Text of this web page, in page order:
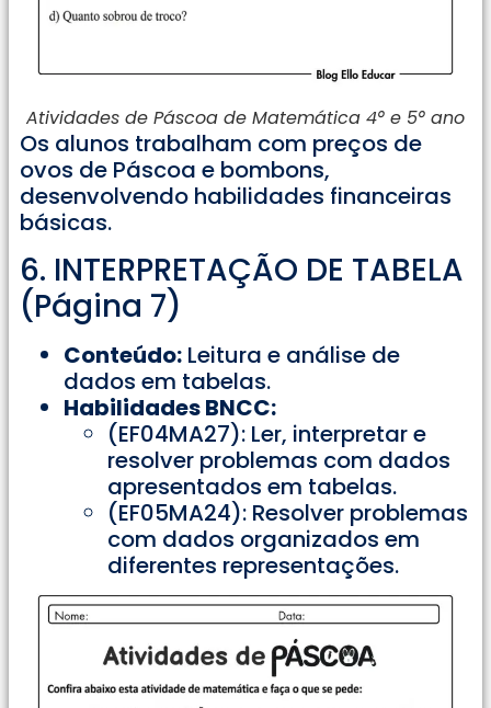
Atividades de Páscoa de Matemática 4° e 5° ano
Os alunos trabalham com preços de
ovos de Páscoa e bombons,
desenvolvendo habilidades financeiras
básicas.
6. INTERPRETAÇÃO DE TABELA
(Página 7)
Conteúdo: Leitura e análise de
dados em tabelas.
Habilidades BNCC:
(EF04MA27): Ler, interpretar e
resolver problemas com dados
apresentados em tabelas.
(EF05MA24): Resolver problemas
com dados organizados em
diferentes representações.